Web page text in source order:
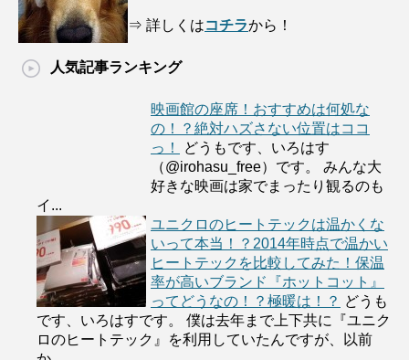
⇒ 詳しくはコチラから！
人気記事ランキング
映画館の座席！おすすめは何処な
の！？絶対ハズさない位置はココ
っ！
どうもです、いろはす
（@irohasu_free）です。 みんな大
好きな映画は家でまったり観るのも
イ...
ユニクロのヒートテックは温かくな
いって本当！？2014年時点で温かい
ヒートテックを比較してみた！保温
率が高いブランド『ホットコット』
ってどうなの！？極暖は！？ どうも
です、いろはすです。 僕は去年まで上下共に『ユニク
ロのヒートテック』を利用していたんですが、以前